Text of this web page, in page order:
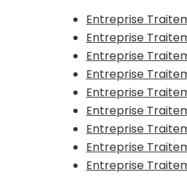
Entreprise
Entreprise
Entreprise
Entreprise
Entreprise
Entreprise
Entreprise
Entreprise
Entreprise